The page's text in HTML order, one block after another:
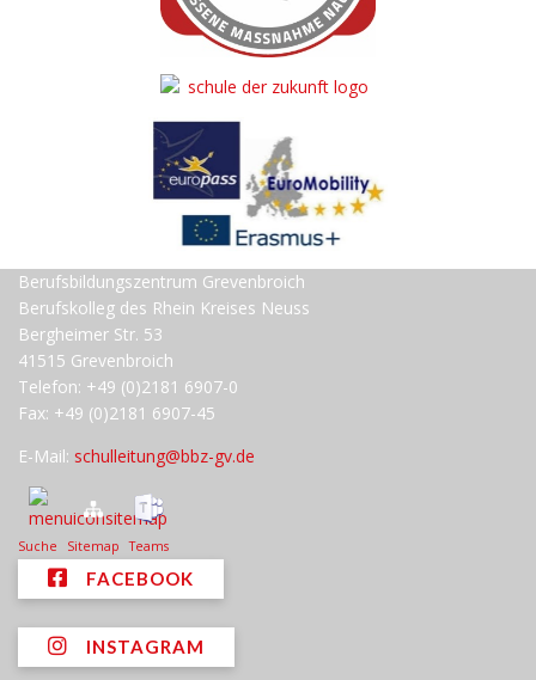
Berufsbildungszentrum Grevenbroich
Berufskolleg des Rhein Kreises Neuss
Bergheimer Str. 53
41515 Grevenbroich
Telefon: +49 (0)2181 6907-0
Fax: +49 (0)2181 6907-45
E-Mail: schulleitung@bbz-gv.de
Suche Sitemap Teams
FACEBOOK
INSTAGRAM